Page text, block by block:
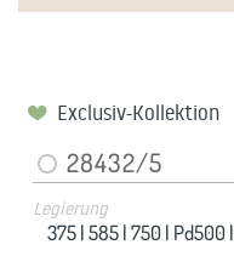
Exclusiv-Kollektion
28432/5
Legierung
375 |585 |750 | Pd500 |